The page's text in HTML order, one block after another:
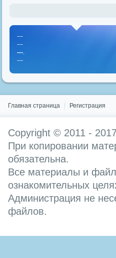
---
---
---.
---
Главная страница Регистрация
Copyright © 2011 - 2017
При копировании
обязательна.
Все материалы и
ознакомительных
Администрация не
файлов.